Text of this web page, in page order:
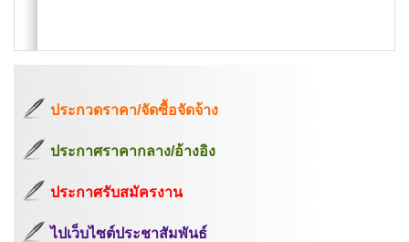
ประกวดราคา/จัดซื้อจัดจ้าง
ประกาศราคากลาง/อ้างอิง
ประกาศรับสมัครงาน
ไปเว็บไซต์ประชาสัมพันธ์